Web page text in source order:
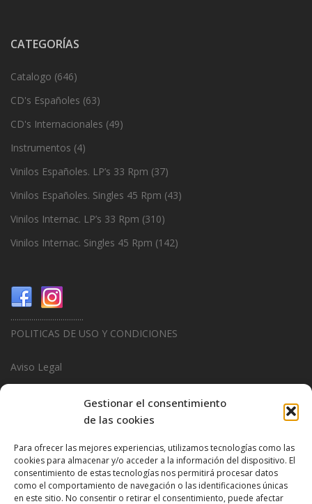
Gestionar el consentimiento
de las cookies
Para ofrecer las mejores experiencias, utilizamos tecnologías como las
cookies para almacenar y/o acceder a la información del dispositivo. El
consentimiento de estas tecnologías nos permitirá procesar datos
como el comportamiento de navegación o las identificaciones únicas
en este sitio. No consentir o retirar el consentimiento, puede afectar
CATEGORÍAS
Catalogo (646)
CD's Españoles (63)
CD's Internacionales (49)
Instrumentos (4)
Vinilos Españoles. LP’s 33 Rpm (37)
Vinilos Españoles. Singles 45 Rpm (43)
Vinilos Internac. LP’s 33 Rpm (310)
Vinilos Internac. Singles 45 Rpm (142)
...................................
POLITICAS DE USO Y CONDICIONES
Aviso Legal
Politica de Privacidad
...................................
Design & Promotions ByHitred.com